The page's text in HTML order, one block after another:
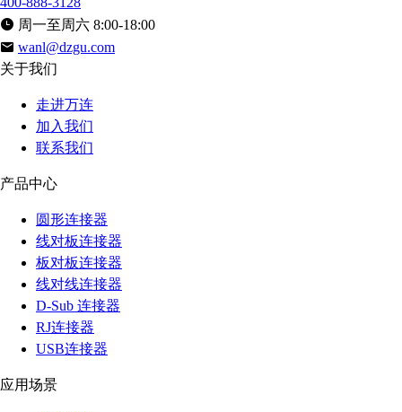
周一至周六 8:00-18:00
wanl@dzgu.com
关于我们
走进万连
加入我们
联系我们
产品中心
圆形连接器
线对板连接器
板对板连接器
线对线连接器
D-Sub 连接器
RJ连接器
USB连接器
应用场景